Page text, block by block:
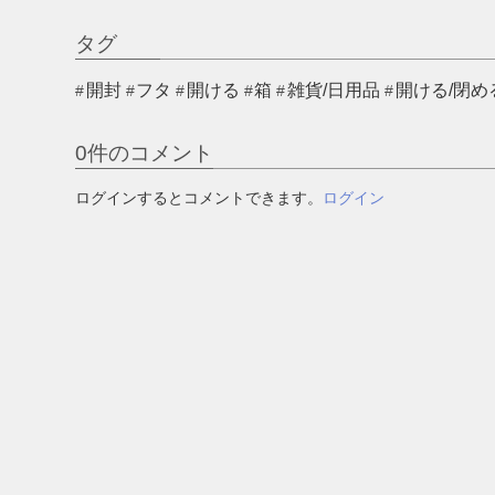
タグ
開封 フタ 開ける 箱 雑貨/日用品 開ける/閉め
0件のコメント
ログインするとコメントできます。 ログイン